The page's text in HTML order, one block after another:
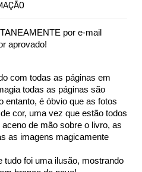
por e-mail
aprovado!
com todas as páginas em
todas as páginas são
entanto, é óbvio que as fotos
cor, uma vez que estão todos
de mão sobre o livro, as
as imagens magicamente
tudo foi uma ilusão, mostrando